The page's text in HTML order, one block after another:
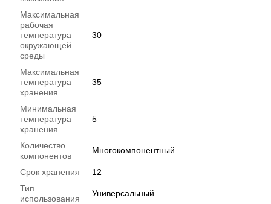
Максимальная
рабочая
температура
окружающей
среды
30
Максимальная
температура
хранения
35
Минимальная
температура
хранения
5
Количество
компонентов
Многокомпонентный
Срок хранения
12
Тип
использования
Универсальный